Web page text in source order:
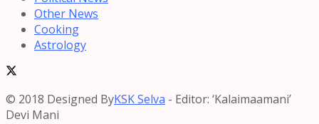
Other News
Cooking
Astrology
© 2018 Designed ByKSK Selva - Editor: ‘Kalaimaamani’
Devi Mani